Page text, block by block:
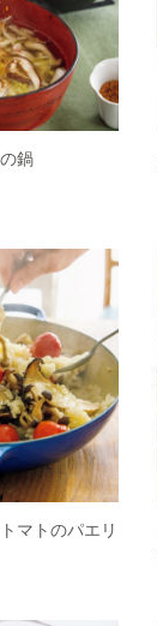
鍋
マトのパエリ